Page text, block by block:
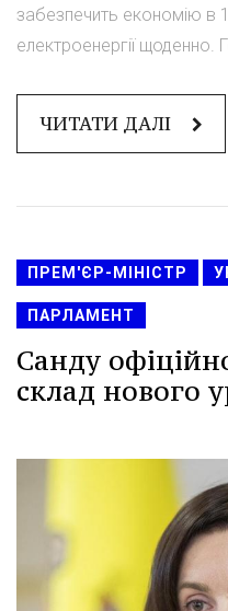
забезпечить економію в
електроенергії щоденно.
ЧИТАТИ ДАЛІ
ПРЕМ'ЄР-МІНІСТР
ПАРЛАМЕНТ
Санду
склад нового